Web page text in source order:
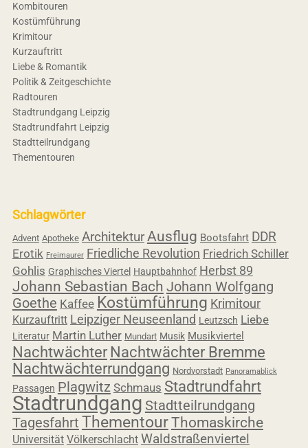
Kombitouren
Kostümführung
Krimitour
Kurzauftritt
Liebe & Romantik
Politik & Zeitgeschichte
Radtouren
Stadtrundgang Leipzig
Stadtrundfahrt Leipzig
Stadtteilrundgang
Thementouren
Schlagwörter
Advent Apotheke ArchitekturAusflug Bootsfahrt DDR
Erotik Freimaurer Friedliche Revolution Friedrich Schiller
Gohlis Graphisches Viertel Hauptbahnhof Herbst 89
Johann Sebastian Bach Johann Wolfgang
Goethe Kaffee Kostümführung Krimitour
Kurzauftritt Leipziger Neuseenland Leutzsch Liebe
Literatur Martin Luther Mundart Musik Musikviertel
NachtwächterNachtwächter Bremme
Nachtwächterrundgang Nordvorstadt Panoramablick
Passagen Plagwitz Schmaus Stadtrundfahrt
Stadtrundgang Stadtteilrundgang
Tagesfahrt ThementourThomaskirche
Universität Völkerschlacht Waldstraßenviertel